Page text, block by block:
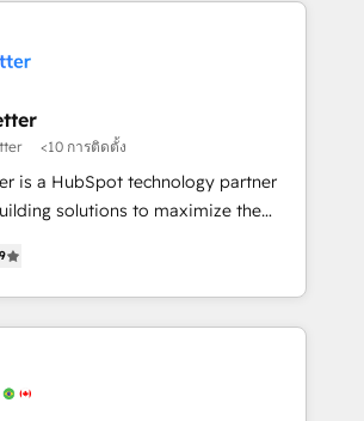
to AI-powered automation,
agree it is proof of trust built through
<10 การติดตั้ง
is a HubSpot technology partner
solutions to maximize the
& facilitator, MakeWebBetter,
blend of HubSpot expertise &
integrations. Trust us to
10+ years of HubSpot experience